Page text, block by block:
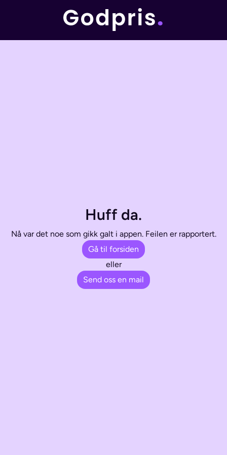
Huff da.
Nå var det noe som gikk galt i appen. Feilen er rapportert.
Gå til forsiden
eller
Send oss en mail